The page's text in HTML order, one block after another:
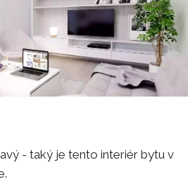
- taký je tento interiér bytu v